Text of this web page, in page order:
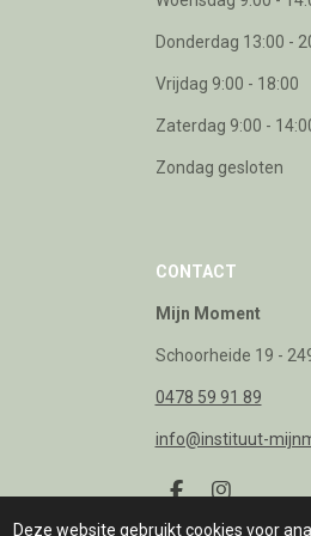
Deze website gebruikt cookies voor
Donderdag 13:00 -
Vrijdag 9:00 - 18:00
Zaterdag 9:00 -
Zondag gesloten
CONTACT
Mijn Moment
Schoorheide 19 -
0478 59 91 89
info@instituut-
F
I
© 2020 - 2026 Mijn